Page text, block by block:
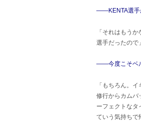
――KENTA選手
「それはもう
選手だったので」
――今度こそベ
「もちろん。
修行からカムバ
ーフェクトな
ていう気持ちで